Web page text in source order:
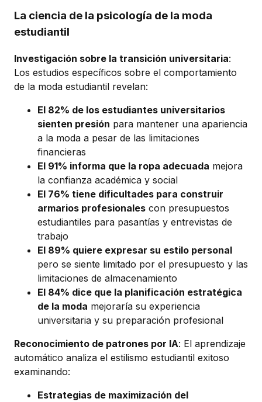
La ciencia de la psicología de la moda
estudiantil
Investigación sobre la transición universitaria:
Los estudios específicos sobre el comportamiento
de la moda estudiantil revelan:
El 82% de los estudiantes universitarios
sienten presión para mantener una apariencia
a la moda a pesar de las limitaciones
financieras
El 91% informa que la ropa adecuada mejora
la confianza académica y social
El 76% tiene dificultades para construir
armarios profesionales con presupuestos
estudiantiles para pasantías y entrevistas de
trabajo
El 89% quiere expresar su estilo personal
pero se siente limitado por el presupuesto y las
limitaciones de almacenamiento
El 84% dice que la planificación estratégica
de la moda mejoraría su experiencia
universitaria y su preparación profesional
Reconocimiento de patrones por IA: El aprendizaje
automático analiza el estilismo estudiantil exitoso
examinando:
Estrategias de maximización del